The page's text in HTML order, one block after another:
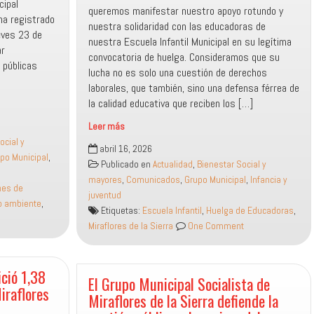
registrado
23 de
y
Municipal,
de
ambiente,
1,38
queremos manifestar nuestro apoyo rotundo y
nuestra solidaridad con las educadoras de
nuestra Escuela Infantil Municipal en su legítima
convocatoria de huelga. Consideramos que su
lucha no es solo una cuestión de derechos
laborales, que también, sino una defensa férrea de
la calidad educativa que reciben los […]
Leer más
«Cuidar
a
quienes
educan»:
El
PSOE
apoya
a
las
trabajadoras
de
la
abril 16, 2026
Publicado en Actualidad, Bienestar Social y
mayores, Comunicados, Grupo Municipal, Infancia y
juventud
Etiquetas: Escuela Infantil, Huelga de Educadoras,
Miraflores de la Sierra
One Comment
El Grupo Municipal Socialista de
Miraflores de la Sierra defiende la